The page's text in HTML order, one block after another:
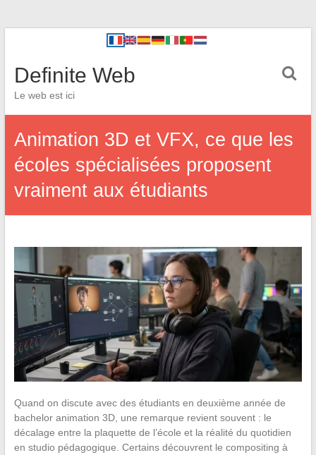
Definite Web
Le web est ici
Animation 3D et VFX, ce que les
écoles spécialisées proposent
vraiment aux étudiants
Quand on discute avec des étudiants en deuxième année de
bachelor animation 3D, une remarque revient souvent : le
décalage entre la plaquette de l’école et la réalité du quotidien
en studio pédagogique. Certains découvrent le compositing à